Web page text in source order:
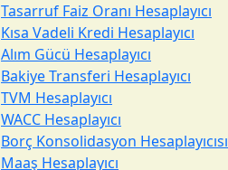
Tasarruf Faiz Oranı Hesaplayıcı
Kısa Vadeli Kredi Hesaplayıcı
Alım Gücü Hesaplayıcı
Bakiye Transferi Hesaplayıcı
TVM Hesaplayıcı
WACC Hesaplayıcı
Borç Konsolidasyon Hesaplayıcısı
Maaş Hesaplayıcı